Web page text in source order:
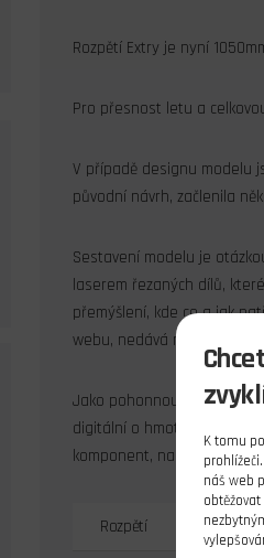
Rozpětí Extry je nyní
Pro přesnost letu a
V případě designu modelu
původní návrh, začlenila
Sestavení modelu je
laserem řezaných dílů,
přemýšlení, kde co a jak
webu, nedává mnoho
Jako pohonnou jednotku
digitální o hmotnosti 9g s
komponent, na paměti, že
Rozpětí
K tomu
náš web